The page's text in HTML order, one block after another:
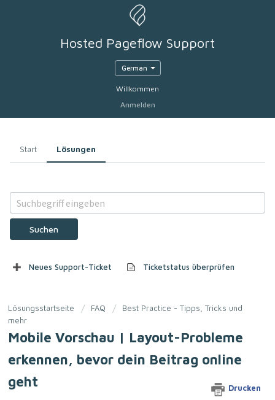
Hosted Pageflow Support
German
Willkommen
Anmelden
Start Lösungen
Suchen
Neues Support-Ticket Ticketstatus überprüfen
Lösungsstartseite FAQ
Best Practice - Tipps, Tricks und
mehr
Mobile Vorschau | Layout-Probleme
erkennen, bevor dein Beitrag online
geht
Drucken